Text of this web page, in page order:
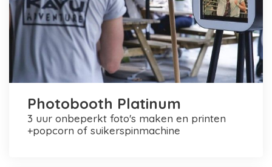
Photobooth Platinum
3 uur onbeperkt foto's maken en printen
+popcorn of suikerspinmachine